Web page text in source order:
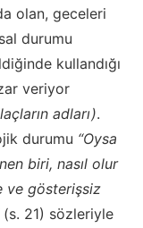
olan, geceleri
durumu
kullandığı
veriyor
adları).
durumu “Oysa
biri, nasıl olur
ve gösterişsiz
(s. 21) sözleriyle